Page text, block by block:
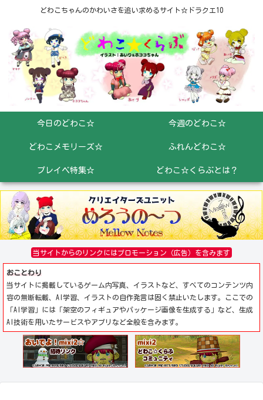
どわこちゃんのかわいさを追い求めるサイト☆ドラクエ10
今日のどわこ☆ 今週のどわこ☆
どわこメモリーズ☆ ふれんどわこ☆
プレイベ特集☆ どわこ☆くらぶとは？
当サイトからのリンクにはプロモーション（広告）を含みます
おことわり
当サイトに掲載しているゲーム内写真、イラストなど、すべてのコンテンツ内
容の無断転載、AI学習、イラストの自作発言は固く禁止いたします。ここでの
「AI学習」には「架空のフィギュアやパッケージ画像を生成する」など、生成
AI技術を用いたサービスやアプリなど全般を含みます。